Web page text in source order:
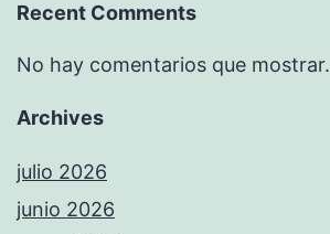
Recent Comments
No hay comentarios que mostrar.
Archives
julio 2026
junio 2026